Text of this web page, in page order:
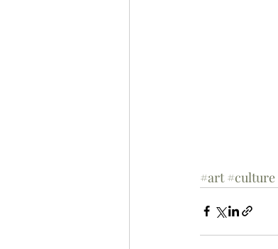
#art #culture